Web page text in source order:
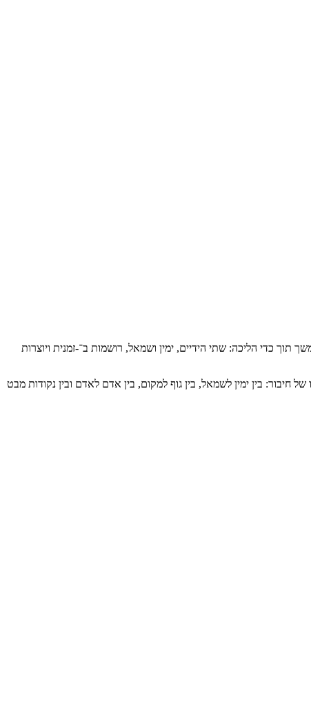
כדי הליכה: שתי הידיים, ימין ושמאל, רושמות ב־-זמנית ויוצרות
בין ימין לשמאל, בין גוף למקום, בין אדם לאדם ובין נקודות מבט